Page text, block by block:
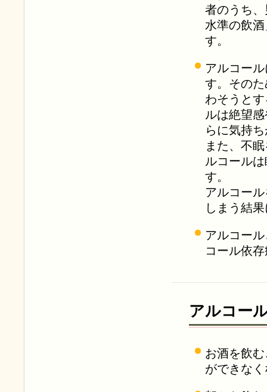
者のうち
水準の飲
す。
アルコー
す。その
わそうと
ルは絶望
らに気持
また、不
ルコール
す。
アルコー
しまう結
アルコー
コール依
アルコー
お酒を飲
ができな